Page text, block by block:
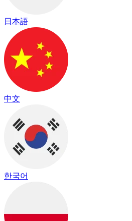
日本語
中文
한국어